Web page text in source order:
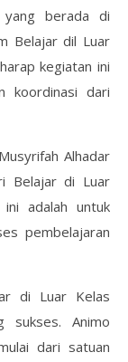
yang berada di
Belajar dil Luar
kegiatan ini
koordinasi dari
Alhadar
Belajar di Luar
ini adalah untuk
pembelajaran
di Luar Kelas
sukses. Animo
dari satuan